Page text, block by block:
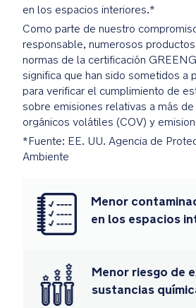
parte
del
sistema
ESPECIFICACIONES
DEL
PRODUCTO
Uso
recomendado:
con
ARRA
flex
CARI
PIPA
lite
PIPA
en los espacios interiores.*
Como parte de nuestro
responsable, numerosos
normas de la certificación
significa que han sido sometidos a
para verificar el cumplimiento de
sobre emisiones relativas a más
orgánicos volátiles (COV) y
*Fuente: EE. UU. Agencia de
Ambiente
Menor
en los espacios
Menor riesgo de
sustancias